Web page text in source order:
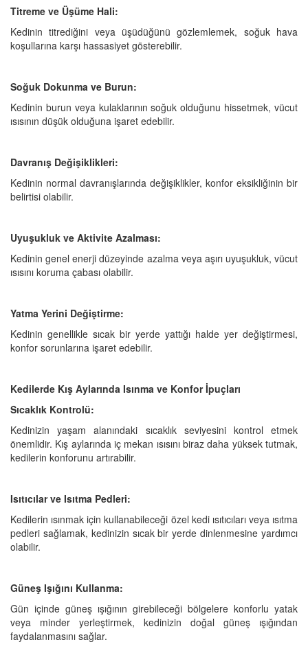
Titreme ve Üşüme Hali:
Kedinin titrediğini veya üşüdüğünü gözlemlemek, soğuk hava
koşullarına karşı hassasiyet gösterebilir.
Soğuk Dokunma ve Burun:
Kedinin burun veya kulaklarının soğuk olduğunu hissetmek, vücut
ısısının düşük olduğuna işaret edebilir.
Davranış Değişiklikleri:
Kedinin normal davranışlarında değişiklikler, konfor eksikliğinin bir
belirtisi olabilir.
Uyuşukluk ve Aktivite Azalması:
Kedinin genel enerji düzeyinde azalma veya aşırı uyuşukluk, vücut
ısısını koruma çabası olabilir.
Yatma Yerini Değiştirme:
Kedinin genellikle sıcak bir yerde yattığı halde yer değiştirmesi,
konfor sorunlarına işaret edebilir.
Kedilerde Kış Aylarında Isınma ve Konfor İpuçları
Sıcaklık Kontrolü:
Kedinizin yaşam alanındaki sıcaklık seviyesini kontrol etmek
önemlidir. Kış aylarında iç mekan ısısını biraz daha yüksek tutmak,
kedilerin konforunu artırabilir.
Isıtıcılar ve Isıtma Pedleri:
Kedilerin ısınmak için kullanabileceği özel kedi ısıtıcıları veya ısıtma
pedleri sağlamak, kedinizin sıcak bir yerde dinlenmesine yardımcı
olabilir.
Güneş Işığını Kullanma:
Gün içinde güneş ışığının girebileceği bölgelere konforlu yatak
veya minder yerleştirmek, kedinizin doğal güneş ışığından
faydalanmasını sağlar.